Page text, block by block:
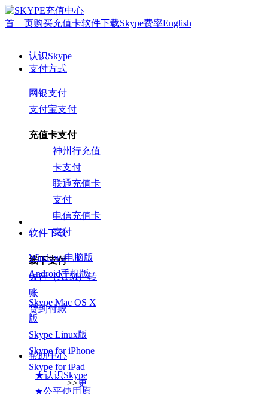
首 页购买充值卡软件下载Skype费率English
认识Skype
支付方式
网银支付
支付宝支付
充值卡支付
神州行充值
卡支付
联通充值卡
支付
电信充值卡
支付
线下支付
银行（ATM）转
账
货到付款
软件下载
Windows电脑版
Android手机版
Skype Mac OS X
版
Skype Linux版
Skype for iPhone
Skype for iPad
>>更
帮助中心
★认识Skype
★公平使用原